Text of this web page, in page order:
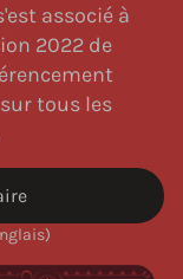
associé à
2022 de
tous les